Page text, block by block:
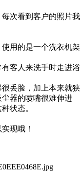
次看到客户的照片我
用的是一个洗衣机架
客人来洗手时走进浴
丢脸，加上本来就狭
器的喷嘴很难伸进
状态。
现哦！